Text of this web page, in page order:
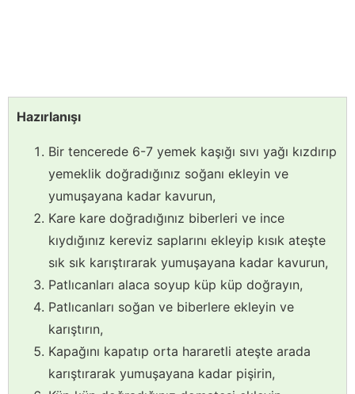
Hazırlanışı
Bir tencerede 6-7 yemek kaşığı sıvı yağı kızdırıp
yemeklik doğradığınız soğanı ekleyin ve
yumuşayana kadar kavurun,
Kare kare doğradığınız biberleri ve ince
kıydığınız kereviz saplarını ekleyip kısık ateşte
sık sık karıştırarak yumuşayana kadar kavurun,
Patlıcanları alaca soyup küp küp doğrayın,
Patlıcanları soğan ve biberlere ekleyin ve
karıştırın,
Kapağını kapatıp orta hararetli ateşte arada
karıştırarak yumuşayana kadar pişirin,